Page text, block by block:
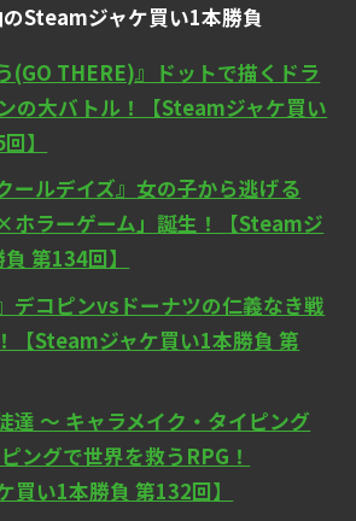
のSteamジャケ買い1本勝負
(GO THERE)』ドットで描くドラ
の大バトル！【Steamジャケ買い
】
ールデイズ』女の子から逃げる
ホラーゲーム」誕生！【Steamジ
第134回】
デコピンvsドーナツの仁義なき戦
【Steamジャケ買い1本勝負 第
達 ～ キャラメイク・タイピング
ングで世界を救うRPG！
買い1本勝負 第132回】